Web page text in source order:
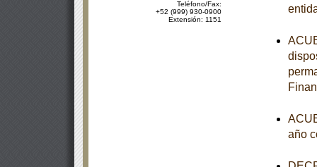
Teléfono/Fax:
+52 (999) 930-0900
Extensión: 1151
año